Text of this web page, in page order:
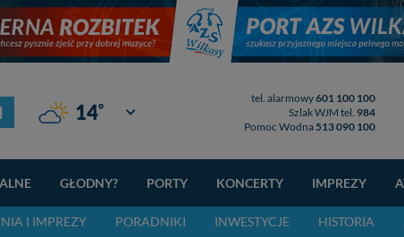
14° Giżycko
tel. alarmowy601 100 100
Szlak WJM tel. 984
Pomoc Wodna 513 090 100
GŁODNY? PORTY KONCERTY IMPREZY
I IMPREZY PORADNIKI INWESTYCJE HISTORIA